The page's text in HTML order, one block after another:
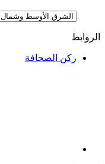
الروابط
ركن الصحافة